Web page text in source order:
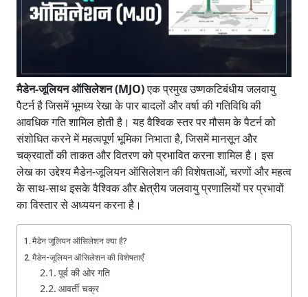
मैडेन-जूलियन ऑसिलेशन (MJO)एक प्रमुख उष्णकटिबंधीय जलवायु
पैटर्न है जिसमें भूमध्य रेखा के पार बादलों और वर्षा की गतिविधि की
आवधिक गति शामिल होती है। यह वैश्विक स्तर पर मौसम के पैटर्न को
संशोधित करने में महत्वपूर्ण भूमिका निभाता है, जिसमें मानसून और
चक्रवातों की ताकत और वितरण को प्रभावित करना शामिल है। इस
लेख का उद्देश्य मैडेन-जूलियन ऑसिलेशन की विशेषताओं, चरणों और महत्व
के साथ-साथ इसके वैश्विक और क्षेत्रीय जलवायु प्रणालियों पर प्रभावों
का विस्तार से अध्ययन करना है।
मैडेन जूलियन ऑसिलेशन क्या है?
मैडेन-जूलियन ऑसिलेशन की विशेषताएँ
पूर्व की ओर गति
आवर्ती चक्र